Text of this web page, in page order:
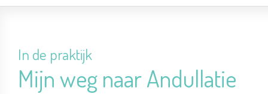
In de praktijk
Mijn weg naar Andullatie